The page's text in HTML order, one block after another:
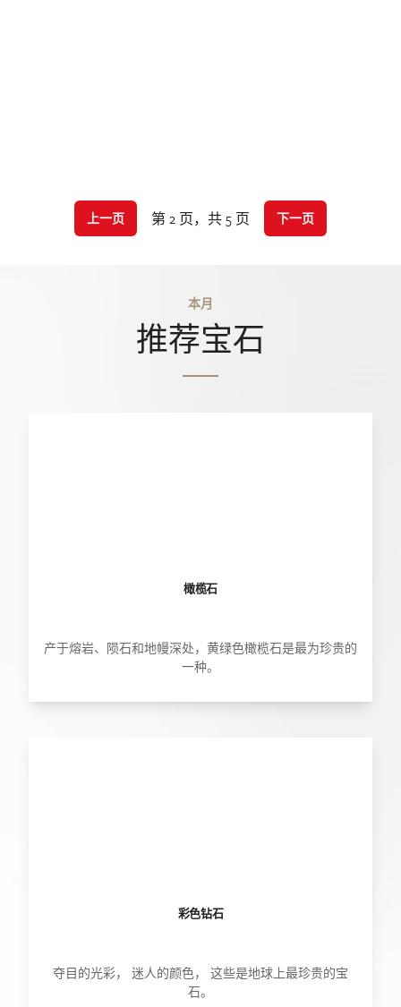
上一页 第 2 页，共 5 页 下一页
本月
推荐宝石
橄榄石
产于熔岩、陨石和地幔深处，黄绿色橄榄石是最为珍贵的
一种。
彩色钻石
夺目的光彩， 迷人的颜色， 这些是地球上最珍贵的宝
石。